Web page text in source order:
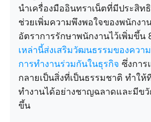
นำเครื่องมืออินทราเน็ตที่มีประสิท
ช่วยเพิ่มความพึงพอใจของพนักงา
อัตราการรักษาพนักงานไว้เพิ่มขึ้น
เหล่านี้ส่งเสริมวัฒนธรรมของควา
การทำงานร่วมกันในธุรกิจ ซึ่งการ
กลายเป็นสิ่งที่เป็นธรรมชาติ ทำให้
ทำงานได้อย่างชาญฉลาดและมีข
ขึ้น